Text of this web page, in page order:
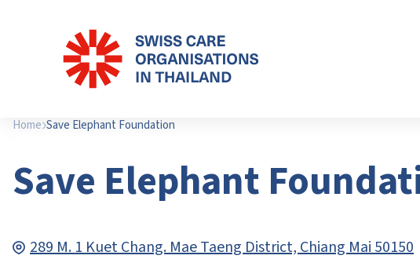
Home Save Elephant Foundation
Save Elephant
289 M. 1 Kuet Chang. Mae Taeng District, Chiang Mai 50150